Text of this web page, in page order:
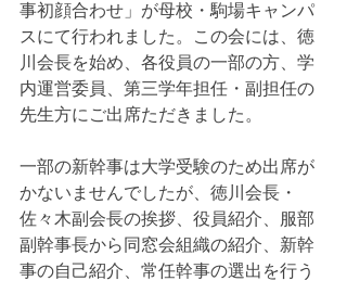
事初顔合わせ」が母校・駒場キャンパ
スにて行われました。この会には、徳
川会長を始め、各役員の一部の方、学
内運営委員、第三学年担任・副担任の
先生方にご出席ただきました。
一部の新幹事は大学受験のため出席が
かないませんでしたが、徳川会長・
佐々木副会長の挨拶、役員紹介、服部
副幹事長から同窓会組織の紹介、新幹
事の自己紹介、常任幹事の選出を行う